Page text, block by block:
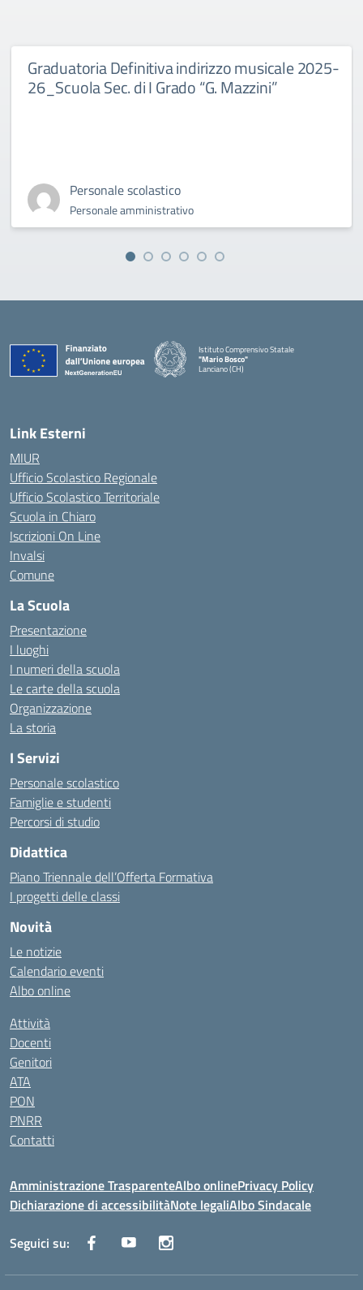
Graduatoria Definitiva indirizzo musicale 2025-
26_Scuola Sec. di I Grado “G. Mazzini”
Personale scolastico
Personale amministrativo
Istituto Comprensivo Statale
"Mario Bosco"
Lanciano (CH)
Link Esterni
MIUR
Ufficio Scolastico Regionale
Ufficio Scolastico Territoriale
Scuola in Chiaro
Iscrizioni On Line
Invalsi
Comune
La Scuola
Presentazione
I luoghi
I numeri della scuola
Le carte della scuola
Organizzazione
La storia
I Servizi
Personale scolastico
Famiglie e studenti
Percorsi di studio
Didattica
Piano Triennale dell’Offerta Formativa
I progetti delle classi
Novità
Le notizie
Calendario eventi
Albo online
Attività
Docenti
Genitori
ATA
PON
PNRR
Contatti
Amministrazione TrasparenteAlbo onlinePrivacy Policy
Dichiarazione di accessibilitàNote legaliAlbo Sindacale
Seguici su: